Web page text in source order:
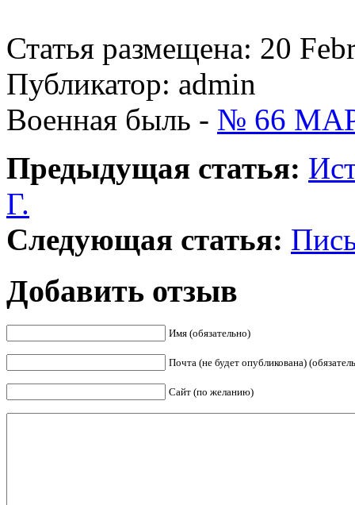
Статья размещена: 20
Публикатор: admin
Военная быль - № 66
Предыдущая статья:
Г.
Следующая статья:
Добавить отзыв
Имя (обязательно)
Почта (не будет опубликована)
Сайт (по желанию)